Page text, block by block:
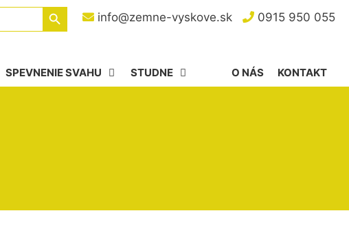
info@zemne-vyskove.sk 0915 950 055
Search Button
SPEVNENIE SVAHU STUDNE KONTAKT
O NÁS